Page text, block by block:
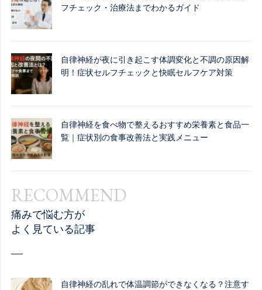
フチェック・治療法までわかるガイド
自律神経が夜に引き起こす体調変化と不調の原因解
明！症状セルフチェックと快眠セルフケア対策
自律神経を食べ物で整えるおすすめ栄養素と食品一
覧｜症状別の食事改善法と実践メニュー
RECOMMEND
痛みで悩む方が
よく見ている記事
自律神経の乱れで体温調節ができなくなる？注意す